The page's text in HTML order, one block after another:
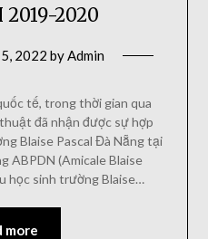
2020
2022 byAdmin
tế, trong thời gian qua
đã nhận được sự hợp
Blaise Pascal Đà Nẵng tại
ABPDN (Amicale Blaise
học sinh trường Blaise…
more